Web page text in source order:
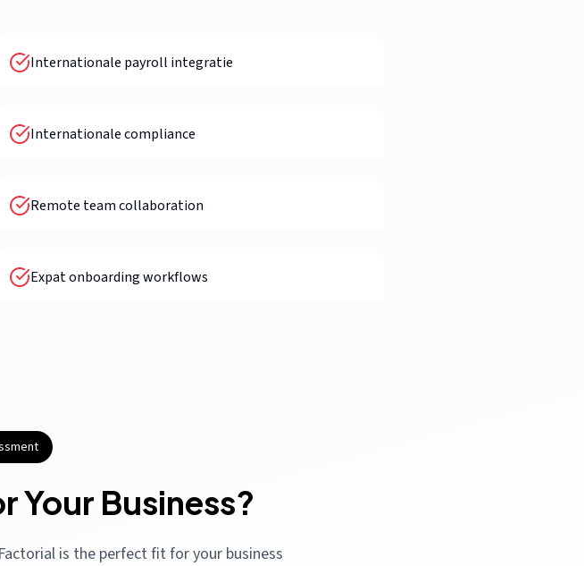
Internationale payroll integratie
Internationale compliance
Remote team collaboration
Expat onboarding workflows
Your Business?
is the perfect fit for your business